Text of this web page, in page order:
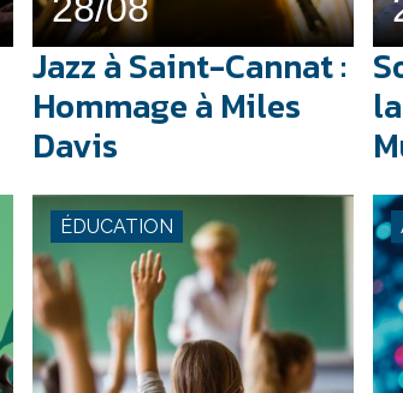
Jazz à Saint-Cannat :
Hommage à Miles
Davis
ÉDUCATION